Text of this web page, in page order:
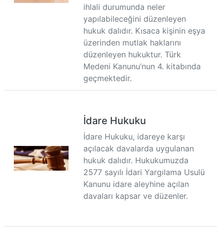
ihlali durumunda neler
yapılabileceğini düzenleyen
hukuk dalıdır. Kısaca kişinin eşya
üzerinden mutlak haklarını
düzenleyen hukuktur. Türk
Medeni Kanunu’nun 4. kitabında
geçmektedir.
İdare Hukuku
İdare Hukuku, idareye karşı
açılacak davalarda uygulanan
hukuk dalıdır. Hukukumuzda
2577 sayılı İdari Yargılama Usulü
Kanunu idare aleyhine açılan
davaları kapsar ve düzenler.